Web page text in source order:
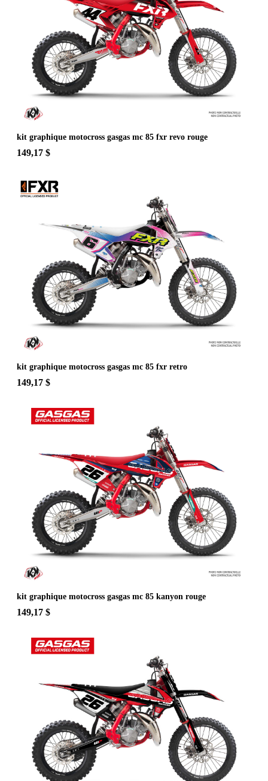
kit graphique motocross gasgas mc 85 fxr revo rouge
149,17 $
kit graphique motocross gasgas mc 85 fxr retro
149,17 $
kit graphique motocross gasgas mc 85 kanyon rouge
149,17 $